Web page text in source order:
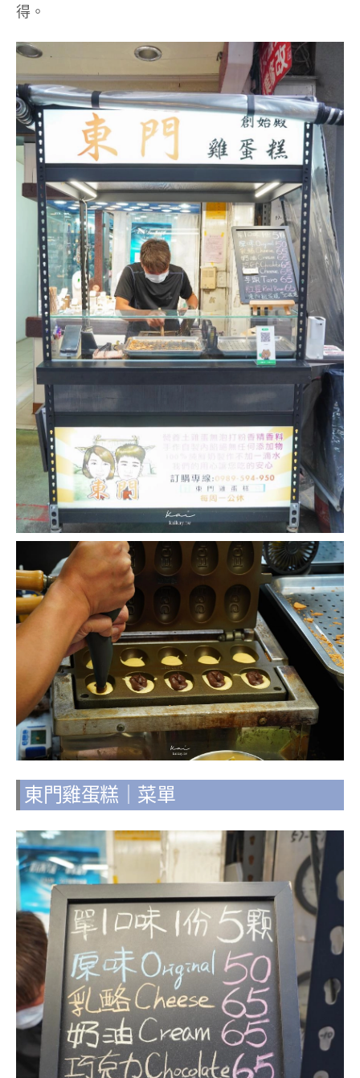
得。
東門雞蛋糕｜菜單